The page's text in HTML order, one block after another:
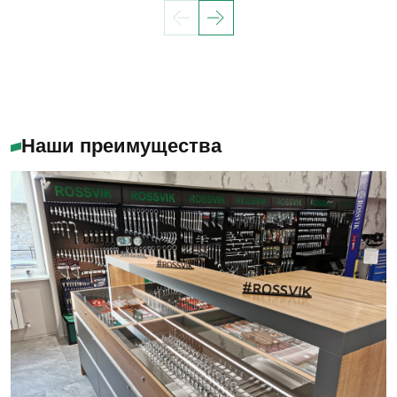
Наши преимущества